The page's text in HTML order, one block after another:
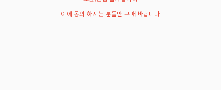
이에 동의 하시는 분들만 구매 바랍니다